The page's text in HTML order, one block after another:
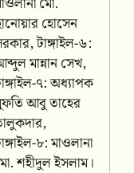
হোসেন
টাঙ্গাইল-৬:
মান্নান সেখ,
৭: অধ্যাপক
আবু তাহের
৮: মাওলানা
শহীদুল ইসলাম।